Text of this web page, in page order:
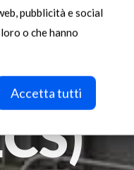
pubblicità e social
o che hanno
Accetta tutti